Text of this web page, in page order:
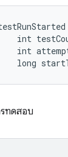
int
int
long
รทดสอบ